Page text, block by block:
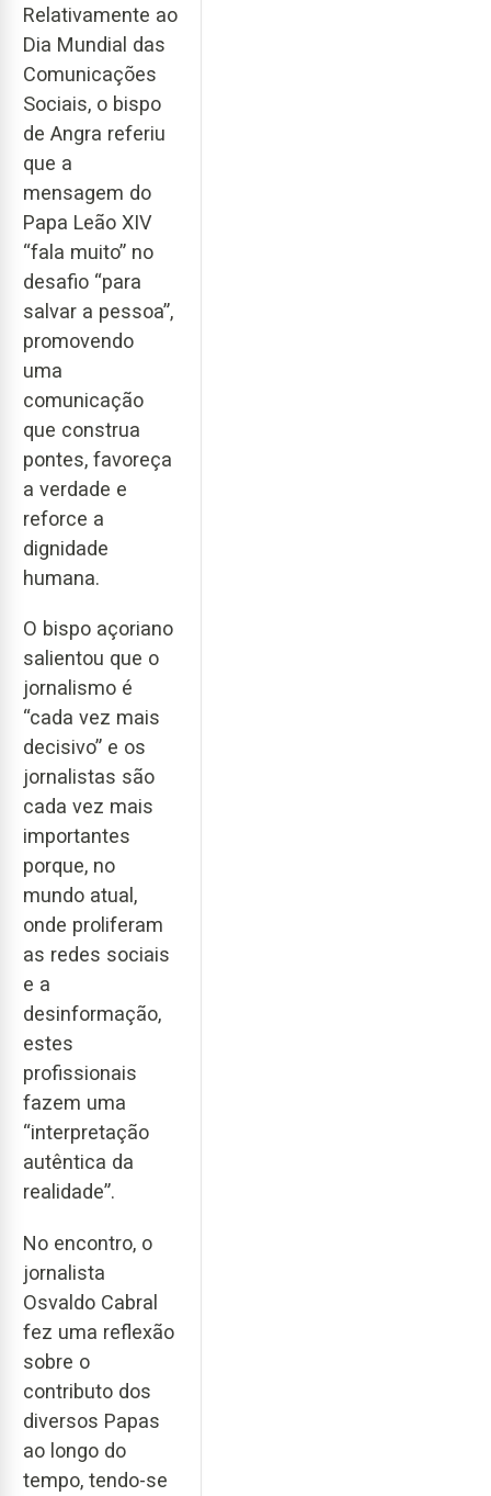
Relativamente ao
Dia Mundial das
Comunicações
Sociais, o bispo
de Angra referiu
que a
mensagem do
Papa Leão XIV
“fala muito” no
desafio “para
salvar a pessoa”,
promovendo
uma
comunicação
que construa
pontes, favoreça
a verdade e
reforce a
dignidade
humana.
O bispo açoriano
salientou que o
jornalismo é
“cada vez mais
decisivo” e os
jornalistas são
cada vez mais
importantes
porque, no
mundo atual,
onde proliferam
as redes sociais
e a
desinformação,
estes
profissionais
fazem uma
“interpretação
autêntica da
realidade”.
No encontro, o
jornalista
Osvaldo Cabral
fez uma reflexão
sobre o
contributo dos
diversos Papas
ao longo do
tempo, tendo-se